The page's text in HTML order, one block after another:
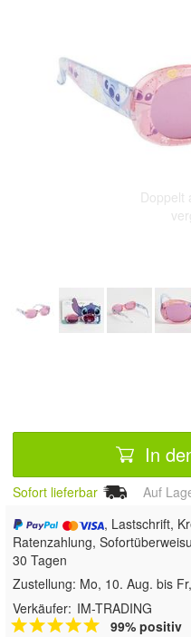
Doppelt
In
Sofort lieferbar
Auf
, Lastschrift,
Ratenzahlung,
30 Tagen
Zustellung: Mo, 10. Aug. bis
Verkäufer: IM-TRADING
99% positiv